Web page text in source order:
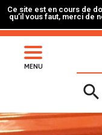
Ce site est en cours de
qu’il vous faut, merci de
MENU
